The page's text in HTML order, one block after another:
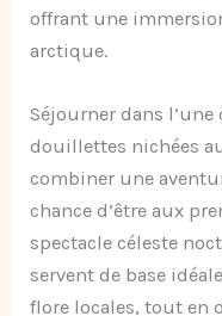
offrant une
arctique.
Séjourner dans
douillettes nichées
combiner une
chance d’être aux
spectacle céleste
servent de base
flore locales, tout en